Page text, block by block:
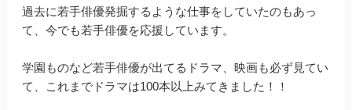
過去に若手俳優発掘するような仕事をしていたのもあっ
て、今でも若手俳優を応援しています。
学園ものなど若手俳優が出てるドラマ、映画も必ず見てい
て、これまでドラマは100本以上みてきました！！